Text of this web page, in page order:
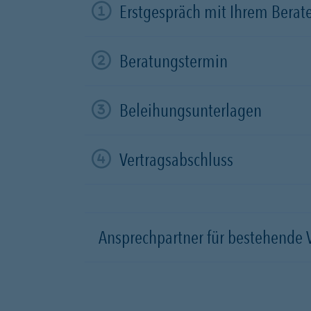
Erstgespräch mit Ihrem
Beratungstermin
Beleihungsunterlagen
Vertragsabschluss
Ansprechpartner für bestehende